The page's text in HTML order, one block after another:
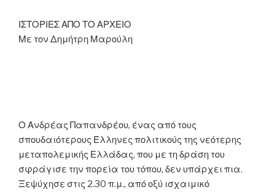
ΙΣΤΟΡΙΕΣ ΑΠΟ ΤΟ ΑΡΧΕΙΟ
Με τον Δημήτρη Μαρούλη
Ο Ανδρέας Παπανδρέου, ένας από τους
σπουδαιότερους Έλληνες πολιτικούς της νεότερης
μεταπολεμικής Ελλάδας, που με τη δράση του
σφράγισε την πορεία του τόπου, δεν υπάρχει πια.
Ξεψύχησε στις 2.30 π.μ., από οξύ ισχαιμικό